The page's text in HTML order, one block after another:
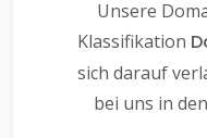
Unsere
Klassifikation
sich darauf
bei uns in